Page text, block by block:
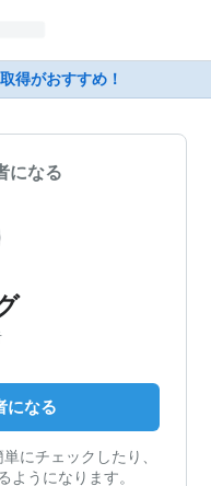
得がおすすめ！
になる
になる
にチェックしたり、
ようになります。